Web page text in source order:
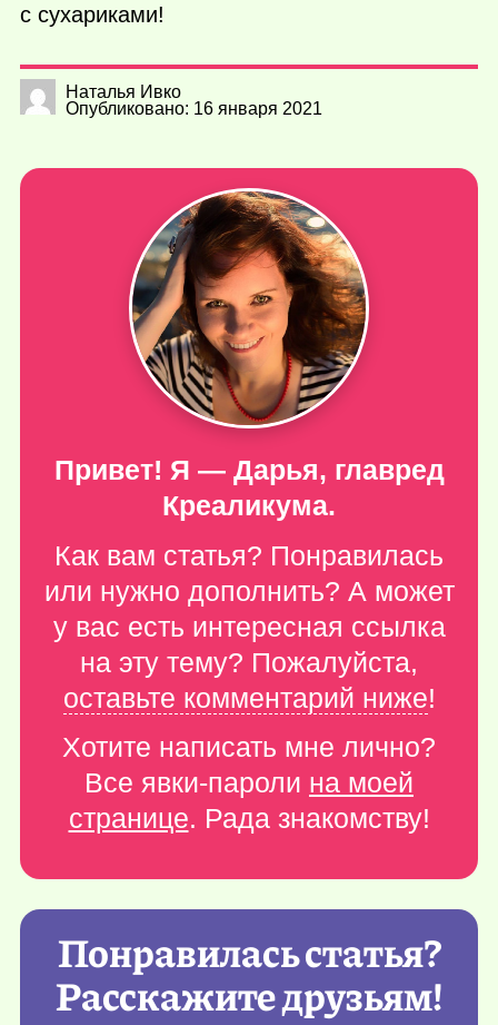
с сухариками!
Наталья Ивко
Опубликовано: 16 января 2021
Привет! Я — Дарья, главред
Креаликума.
Как вам статья? Понравилась
или нужно дополнить? А может
у вас есть интересная ссылка
на эту тему? Пожалуйста,
оставьте комментарий ниже!
Хотите написать мне лично?
Все явки-пароли на моей
странице. Рада знакомству!
Понравилась статья?
Расскажите друзьям!